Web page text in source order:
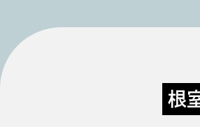
根